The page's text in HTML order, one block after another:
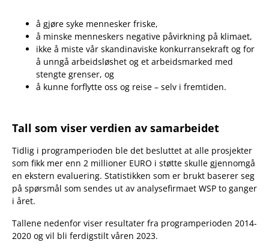
å gjøre syke mennesker friske,
å minske menneskers negative påvirkning på klimaet,
ikke å miste vår skandinaviske konkurransekraft og for
å unngå arbeidsløshet og et arbeidsmarked med
stengte grenser, og
å kunne forflytte oss og reise – selv i fremtiden.
Tall som viser verdien av samarbeidet
Tidlig i programperioden ble det besluttet at alle prosjekter
som fikk mer enn 2 millioner EURO i støtte skulle gjennomgå
en ekstern evaluering. Statistikken som er brukt baserer seg
på spørsmål som sendes ut av analysefirmaet WSP to ganger
i året.
Tallene nedenfor viser resultater fra programperioden 2014-
2020 og vil bli ferdigstilt våren 2023.